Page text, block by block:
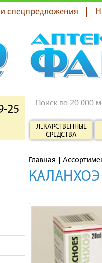
спецпредложения
25
ЛЕКАРСТВЕННЫЕ
СРЕДСТВА
Главная
КАЛАНХОЭ